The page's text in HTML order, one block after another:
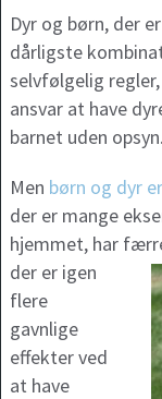
Dyr og børn, der
dårligste
selvfølgelig
ansvar at have
barnet uden opsyn.
Men børn og dyr
der er mange
hjemmet, har
der er igen
flere
gavnlige
effekter ved
at have